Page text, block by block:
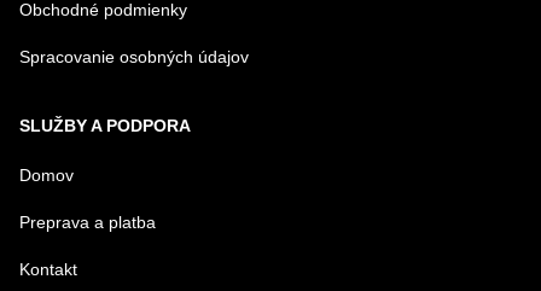
Obchodné podmienky
Spracovanie osobných údajov
SLUŽBY A PODPORA
Domov
Preprava a platba
Kontakt